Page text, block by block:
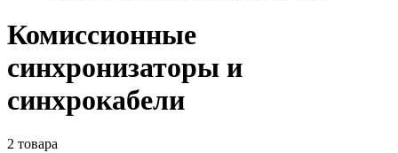
Комиссионные
синхронизаторы и
синхрокабели
2 товара